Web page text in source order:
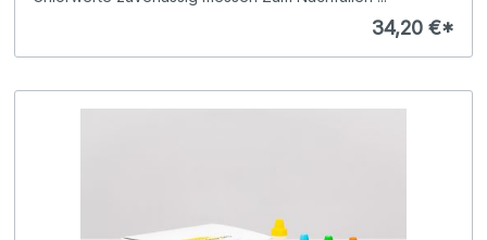
34,20 €*